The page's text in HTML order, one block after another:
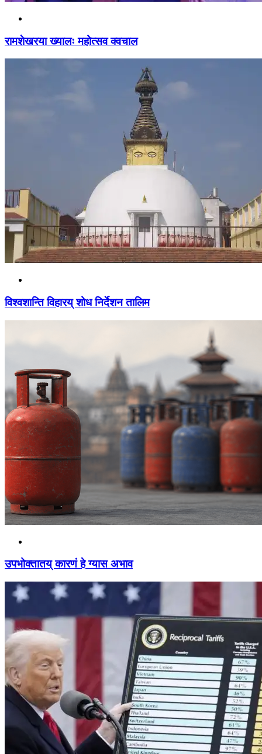
रामशेखरया ख्यालः महोत्सव क्वचाल
विश्वशान्ति विहारय् शोध निर्देशन तालिम
उपभोक्तातय् कारणं हे ग्यास अभाव